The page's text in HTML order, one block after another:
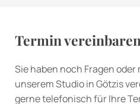
Termin
Sie haben noch Fragen
unserem Studio in Götzis
gerne telefonisch für Ihre